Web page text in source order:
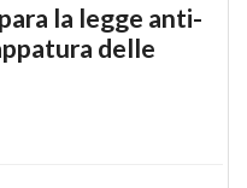
la legge anti-
delle